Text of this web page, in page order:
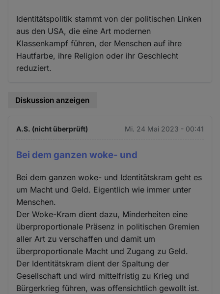
Identitätspolitik stammt von der politischen Linken
aus den USA, die eine Art modernen
Klassenkampf führen, der Menschen auf ihre
Hautfarbe, ihre Religion oder ihr Geschlecht
reduziert.
Diskussion anzeigen
A.S. (nicht überprüft) Mi. 24 Mai 2023 - 00:41
Bei dem ganzen woke- und
Bei dem ganzen woke- und Identitätskram geht es
um Macht und Geld. Eigentlich wie immer unter
Menschen.
Der Woke-Kram dient dazu, Minderheiten eine
überproportionale Präsenz in politischen Gremien
aller Art zu verschaffen und damit um
überproportionale Macht und Zugang zu Geld.
Der Identitätskram dient der Spaltung der
Gesellschaft und wird mittelfristig zu Krieg und
Bürgerkrieg führen, was offensichtlich gewollt ist.